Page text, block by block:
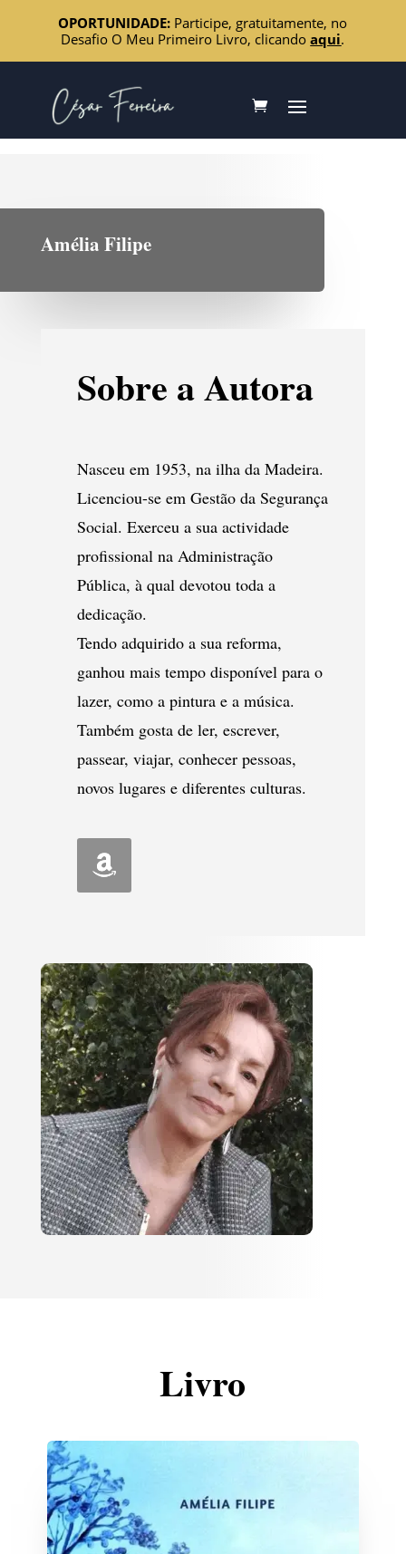
OPORTUNIDADE: Participe, gratuitamente, no
Desafio O Meu Primeiro Livro, clicandoaqui.
Amélia Filipe
Sobre a Autora
Nasceu em 1953, na ilha da Madeira.
Licenciou-se em Gestão da Segurança
Social. Exerceu a sua actividade
profissional na Administração
Pública, à qual devotou toda a
dedicação.
Tendo adquirido a sua reforma,
ganhou mais tempo disponível para o
lazer, como a pintura e a música.
Também gosta de ler, escrever,
passear, viajar, conhecer pessoas,
novos lugares e diferentes culturas.
Livro